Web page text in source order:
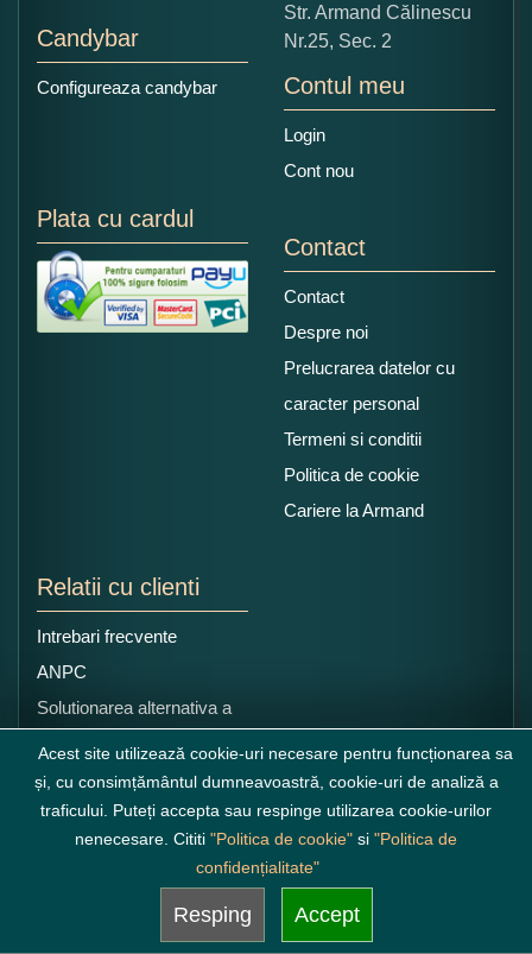
Candybar
Configureaza candybar
Str. Armand Călinescu
Nr.25, Sec. 2
Contul meu
Login
Cont nou
Plata cu cardul
Contact
Contact
Despre noi
Prelucrarea datelor cu
caracter personal
Termeni si conditii
Politica de cookie
Cariere la Armand
Relatii cu clienti
Intrebari frecvente
ANPC
Solutionarea alternativa a
litigiilor
Acest site utilizează cookie-uri necesare pentru funcționarea sa
și, cu consimțământul dumneavoastră, cookie-uri de analiză a
traficului. Puteți accepta sau respinge utilizarea cookie-urilor
nenecesare. Cititi "Politica de cookie" si "Politica de
confidențialitate"
Resping Accept